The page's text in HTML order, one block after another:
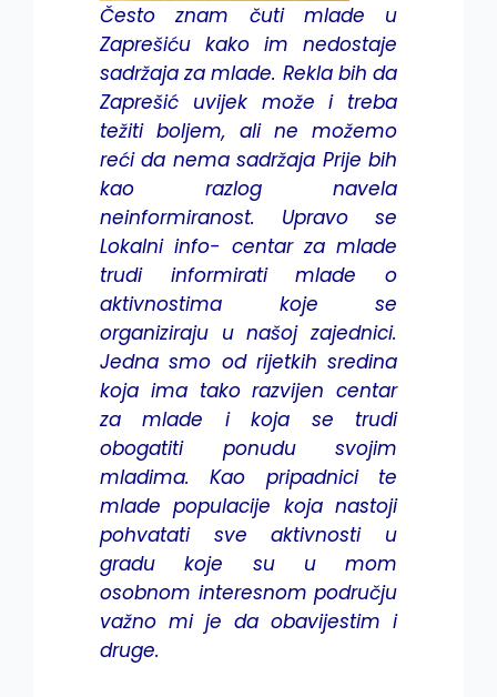
Često znam čuti mlade u
Zaprešiću kako im nedostaje
sadržaja za mlade. Rekla bih da
Zaprešić uvijek može i treba
težiti boljem, ali ne možemo
reći da nema sadržaja Prije bih
kao razlog navela
neinformiranost. Upravo se
Lokalni info- centar za mlade
trudi informirati mlade o
aktivnostima koje se
organiziraju u našoj zajednici.
Jedna smo od rijetkih sredina
koja ima tako razvijen centar
za mlade i koja se trudi
obogatiti ponudu svojim
mladima. Kao pripadnici te
mlade populacije koja nastoji
pohvatati sve aktivnosti u
gradu koje su u mom
osobnom interesnom području
važno mi je da obavijestim i
druge.